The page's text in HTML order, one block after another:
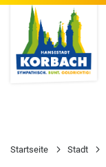
Startseite Stadt